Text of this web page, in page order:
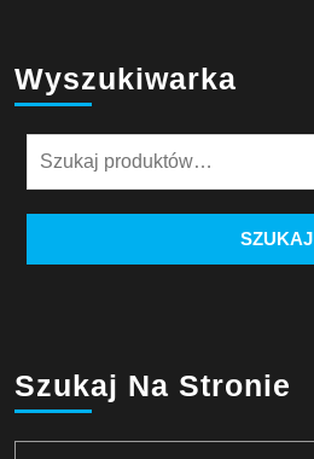
Wyszukiwarka
SZUKAJ
Szukaj Na Stronie